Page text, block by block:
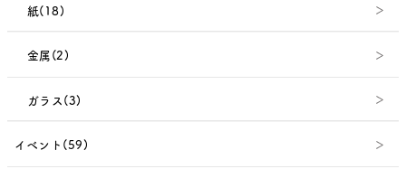
紙(18)
金属(2)
ガラス(3)
イベント(59)